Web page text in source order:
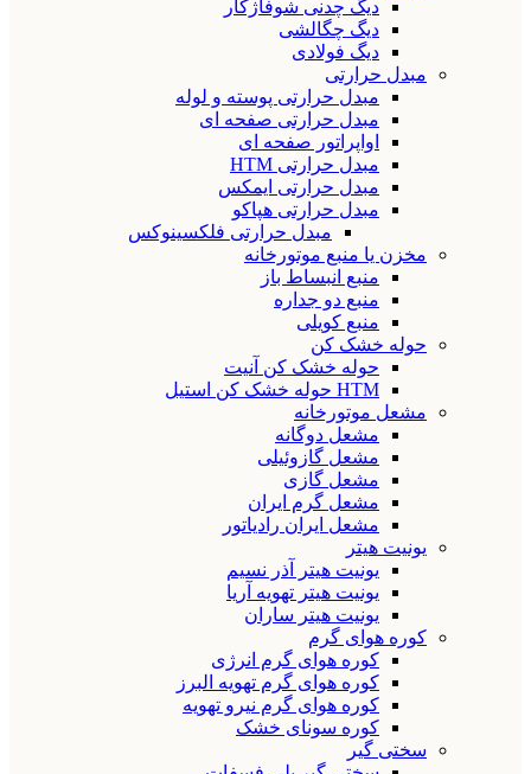
دیگ چدنی شوفاژکار
دیگ چگالشی
دیگ فولادی
مبدل حرارتی
مبدل حرارتی پوسته و لوله
مبدل حرارتی صفحه ای
اواپراتور صفحه ای
مبدل حرارتی HTM
مبدل حرارتی ایمکس
مبدل حرارتی هپاکو
مبدل حرارتی فلکسینوکس
مخزن یا منبع موتورخانه
منبع انبساط باز
منبع دو جداره
منبع کویلی
حوله خشک کن
حوله خشک کن آنیت
HTM حوله خشک کن استیل
مشعل موتورخانه
مشعل دوگانه
مشعل گازوئیلی
مشعل گازی
مشعل گرم ایران
مشعل ایران رادیاتور
یونیت هیتر
یونیت هیتر آذر نسیم
یونیت هیتر تهویه آریا
یونیت هیتر ساران
کوره هوای گرم
کوره هوای گرم انرژی
کوره هوای گرم تهویه البرز
کوره هوای گرم نیرو تهویه
کوره سونای خشک
سختی گیر